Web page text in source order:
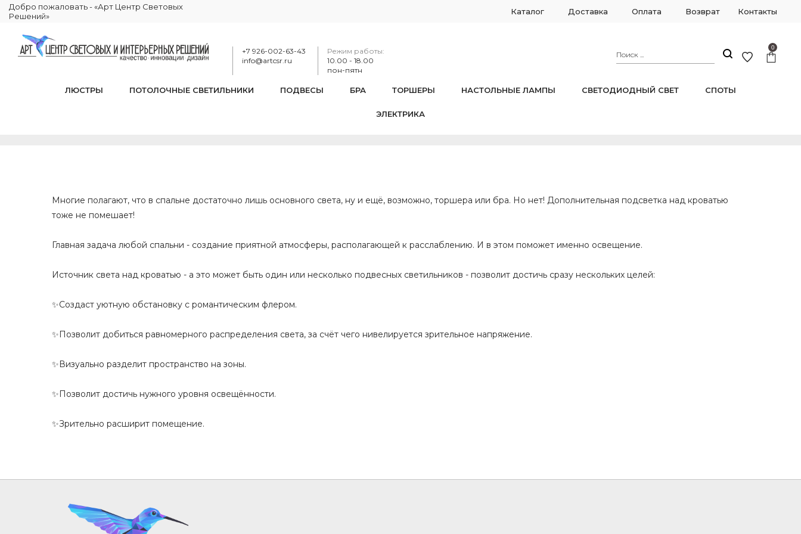
Добро пожаловать - «Арт Центр Световых
Решений»
Каталог Доставка Оплата Возврат Контакты
+7 926-002-63-43
info@artcsr.ru
Режим работы:
10.00 - 18.00
пон-пятн
0
ЛЮСТРЫ ПОТОЛОЧНЫЕ СВЕТИЛЬНИКИ ПОДВЕСЫ БРА ТОРШЕРЫ НАСТОЛЬНЫЕ ЛАМПЫ СВЕТОДИОДНЫЙ СВЕТ СПОТЫ
ЭЛЕКТРИКА
Многие полагают, что в спальне достаточно лишь основного света, ну и ещё, возможно, торшера или бра. Но нет! Дополнительная подсветка над кроватью
тоже не помешает!
Главная задача любой спальни - создание приятной атмосферы, располагающей к расслаблению. И в этом поможет именно освещение.
Источник света над кроватью - а это может быть один или несколько подвесных светильников - позволит достичь сразу нескольких целей:
✨Создаст уютную обстановку с романтическим флером.
✨Позволит добиться равномерного распределения света, за счёт чего нивелируется зрительное напряжение.
✨Визуально разделит пространство на зоны.
✨Позволит достичь нужного уровня освещённости.
✨Зрительно расширит помещение.